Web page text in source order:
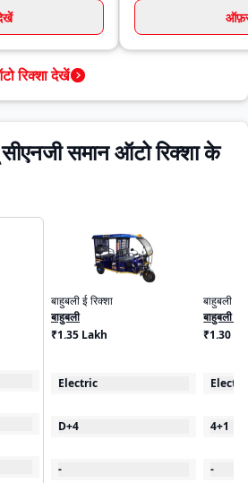
रिक्शा देखें
सीएनजी समान ऑटो रिक्शा के
बाहुबली ई रिक्शा
बाहुबली
₹1.35 Lakh
Electric
D+4
-
बाहुबली ई
बाहुबली
₹1.30
4+1
-